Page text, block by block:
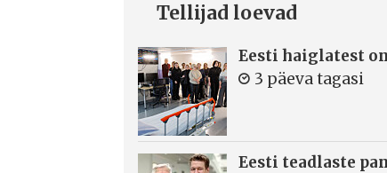
Tellijad loevad
Eesti haiglatest
3 päeva tagasi
Eesti teadlaste